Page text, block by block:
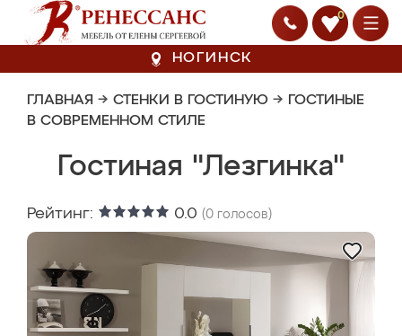
0
НОГИНСК
ГЛАВНАЯ → СТЕНКИ В ГОСТИНУЮ → ГОСТИНЫЕ
В СОВРЕМЕННОМ СТИЛЕ
Гостиная "Лезгинка"
Рейтинг: 0.0 (0 голосов)